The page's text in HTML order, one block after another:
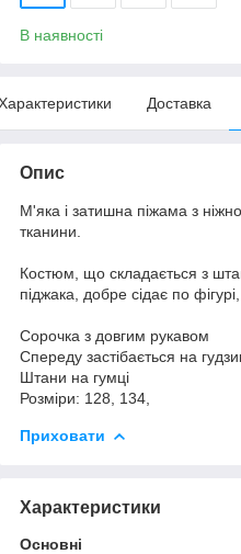
В наявності
Доставка
Опис
М'яка і затишна піжама з
тканини.
Костюм, що складається з
піджака, добре сідає по
Сорочка з довгим рукавом
Спереду застібається на
Штани на гумці
Розміри: 128, 134,
Приховати
Характеристики
Основні